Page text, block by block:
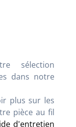
sélection
dans notre
plus sur les
pièce au fil
d'entretien